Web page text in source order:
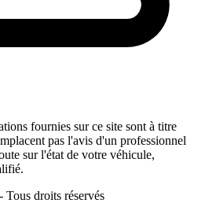
fournies sur ce site sont à titre
pas l'avis d'un professionnel
sur l'état de votre véhicule,
droits réservés